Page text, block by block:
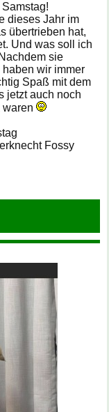
dieses Jahr im
übertrieben hat,
Und was soll ich
sie
wir immer
Spaß mit dem
jetzt auch noch
waren
Fossy